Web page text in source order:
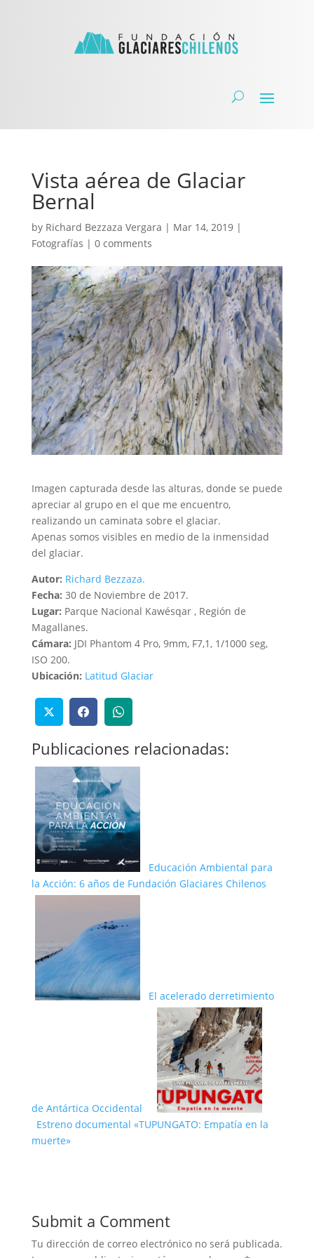
Vista aérea de Glaciar
Bernal
by Richard Bezzaza Vergara | Mar 14, 2019|
Fotografías | 0 comments
Imagen capturada desde las alturas, donde se puede
apreciar al grupo en el que me encuentro,
realizando un caminata sobre el glaciar.
Apenas somos visibles en medio de la inmensidad
del glaciar.
Autor: Richard Bezzaza.
Fecha: 30 de Noviembre de 2017.
Lugar: Parque Nacional Kawésqar , Región de
Magallanes.
Cámara: JDI Phantom 4 Pro, 9mm, F7,1, 1/1000 seg,
ISO 200.
Ubicación: Latitud Glaciar
Publicaciones relacionadas:
Educación Ambiental para
la Acción: 6 años de Fundación Glaciares Chilenos
El acelerado derretimiento
de Antártica Occidental
Estreno documental «TUPUNGATO: Empatía en la
muerte»
Submit a Comment
Tu dirección de correo electrónico no será publicada.